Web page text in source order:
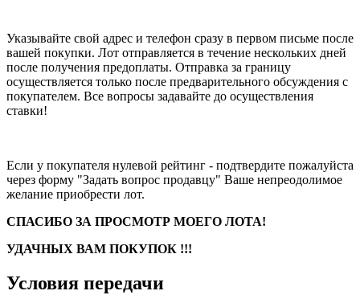
Указывайте свой адрес и телефон сразу в первом письме после
вашей покупки. Лот отправляется в течение нескольких дней
после получения предоплаты. Отправка за границу
осуществляется только после предварительного обсуждения с
покупателем. Все вопросы задавайте до осуществления
ставки!
Если у покупателя нулевой рейтинг - подтвердите пожалуйста
через форму "Задать вопрос продавцу" Ваше непреодолимое
желание приобрести лот.
СПАСИБО ЗА ПРОСМОТР МОЕГО ЛОТА!
УДАЧНЫХ ВАМ ПОКУПОК !!!
Условия передачи